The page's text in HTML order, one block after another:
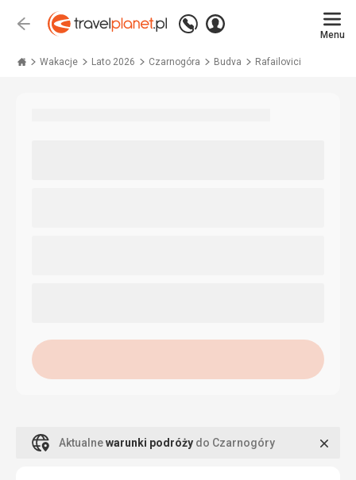
Wstecz
Zadzwoń
+48 71 771 76 55
Zaloguj
Menu
Wakacje Lato 2026 Czarnogóra Budva Rafailovici
Aktualnewarunki podróży do Czarnogóry